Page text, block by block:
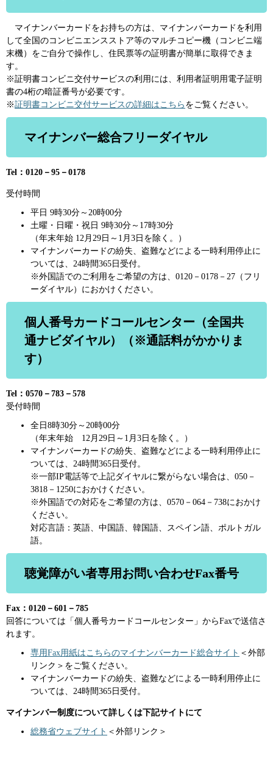
マイナンバーカードをお持ちの方は、マイナンバーカードを利用
して全国のコンビニエンスストア等のマルチコピー機（コンビニ端
末機）をご自分で操作し、住民票等の証明書が簡単に取得できま
す。
※証明書コンビニ交付サービスの利用には、利用者証明用電子証明
書の4桁の暗証番号が必要です。
※証明書コンビニ交付サービスの詳細はこちら をご覧ください。
マイナンバー総合フリーダイヤル
Tel：0120－95－0178
受付時間
平日 9時30分～20時00分
土曜・日曜・祝日 9時30分～17時30分
（年末年始 12月29日～1月3日を除く。）
マイナンバーカードの紛失、盗難などによる一時利用停止に
ついては、24時間365日受付。
※外国語でのご利用をご希望の方は、0120－0178－27（フリ
ーダイヤル）におかけください。
個人番号カードコールセンター（全国共
通ナビダイヤル）（※通話料がかかりま
す）
Tel：0570－783－578
受付時間
全日8時30分～20時00分
（年末年始 12月29日～1月3日を除く。）
マイナンバーカードの紛失、盗難などによる一時利用停止に
ついては、24時間365日受付。
※一部IP電話等で上記ダイヤルに繋がらない場合は、050－
3818－1250におかけください。
※外国語での対応をご希望の方は、0570－064－738におかけ
ください。
対応言語：英語、中国語、韓国語、スペイン語、ポルトガル
語。
聴覚障がい者専用お問い合わせFax番号
Fax：0120－601－785
回答については「個人番号カードコールセンター」からFaxで送信さ
れます。
専用Fax用紙はこちらのマイナンバーカード総合サイト ＜外部
リンク＞ をご覧ください。
マイナンバーカードの紛失、盗難などによる一時利用停止に
ついては、24時間365日受付。
マイナンバー制度について詳しくは下記サイトにて
総務省ウェブサイト ＜外部リンク＞